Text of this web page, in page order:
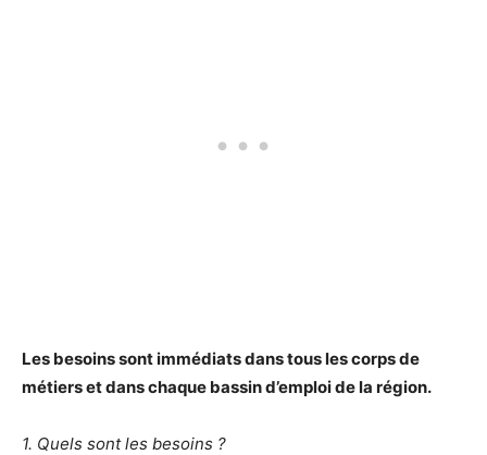
Les besoins sont immédiats dans tous les corps de
métiers et dans chaque bassin d’emploi de la région.
1. Quels sont les besoins ?